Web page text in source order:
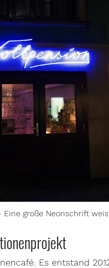
Eine große Neonschrift
Es entstand